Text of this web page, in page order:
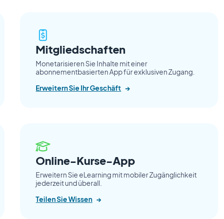
Mitgliedschaften
Monetarisieren Sie Inhalte mit einer
abonnementbasierten App für exklusiven Zugang.
Erweitern Sie Ihr Geschäft →
Online-Kurse-App
Erweitern Sie eLearning mit mobiler Zugänglichkeit
jederzeit und überall.
Teilen Sie Wissen →